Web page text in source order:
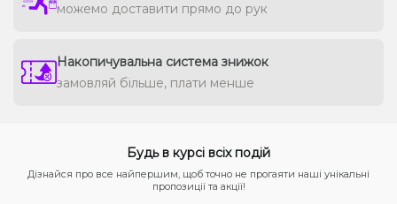
можемо доставити прямо до рук
Накопичувальна система знижок
замовляй більше, плати менше
Будь в курсі всіх подій
Дізнайся про все найпершим, щоб точно не прогаяти наші унікальні
пропозиції та акції!